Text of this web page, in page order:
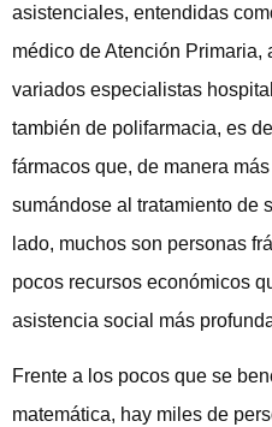
asistenciales, entendidas
médico de Atención Primaria,
variados especialistas
también de polifarmacia, es
fármacos que, de manera
sumándose al tratamiento de
lado, muchos son personas
pocos recursos económicos
asistencia social más
Frente a los pocos que se
matemática, hay miles de